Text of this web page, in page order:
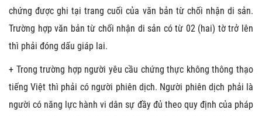
chứng được ghi tại trang cuối của văn bản từ chối nhận di sản.
Trường hợp văn bản từ chối nhận di sản có từ 02 (hai) tờ trở lên
thì phải đóng dấu giáp lai.
+ Trong trường hợp người yêu cầu chứng thực không thông thạo
tiếng Việt thì phải có người phiên dịch. Người phiên dịch phải là
người có năng lực hành vi dân sự đầy đủ theo quy định của pháp